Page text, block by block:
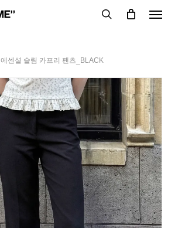
Menu
에센셜 슬림 카프리 팬츠_BLACK